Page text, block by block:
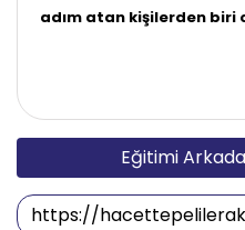
adım atan kişilerden biri
Eğitimi